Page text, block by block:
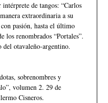
de tangos: “Carlos
extraordinaria a su
pasión, hasta el último
los renombrados “Portales”.
del otavaleño-argentino.
sobrenombres y
volumen 2. 29 de
Cisneros.